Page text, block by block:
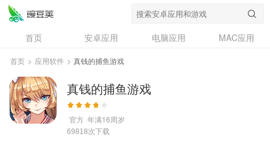
首页 安卓应用 电脑应用
MAC应用
资讯
专题
问答
首页 > 应用软件 > 真钱的捕鱼游戏
真钱的捕鱼游戏
官方 年满16周岁
69818次下载